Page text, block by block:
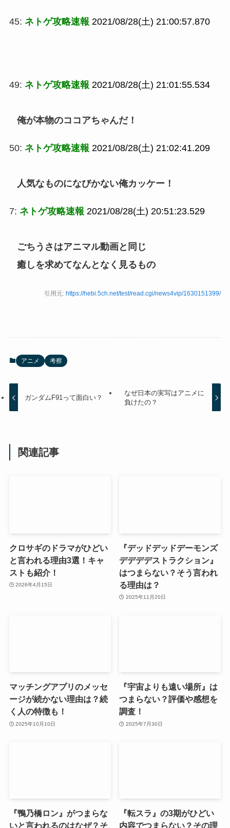
45: ネトゲ攻略速報 2021/08/28(土) 21:00:57.870
49: ネトゲ攻略速報 2021/08/28(土) 21:01:55.534
俺が本物のココアちゃんだ！
50: ネトゲ攻略速報 2021/08/28(土) 21:02:41.209
人気なものになびかない俺カッケー！
7: ネトゲ攻略速報 2021/08/28(土) 20:51:23.529
ごちうさはアニマル動画と同じ
癒しを求めてなんとなく見るもの
引用元:https://hebi.5ch.net/test/read.cgi/news4vip/1630151399/
アニメ 考察
ガンダムF91って面白い？
なぜ日本の実写はアニメに
負けたの？
関連記事
クロサギのドラマがひどい
と言われる理由3選！キャ
ストも紹介！
2026年4月15日
『デッドデッドデーモンズ
デデデデストラクション』
はつまらない？そう言われ
る理由は？
2025年11月20日
マッチングアプリのメッセ
ージが続かない理由は？続
く人の特徴も！
2025年10月10日
『宇宙よりも遠い場所』は
つまらない？評価や感想を
調査！
2025年7月30日
『鴨乃橋ロン』がつまらな
いと言われるのはなぜ？そ
『転スラ』の3期がひどい
内容でつまらない？その理